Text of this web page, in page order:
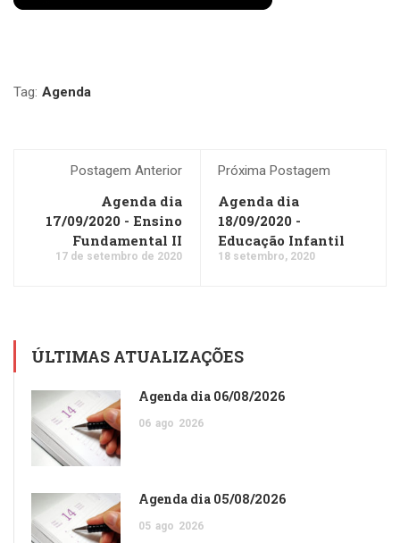
Tag: Agenda
Postagem Anterior
Agenda dia
17/09/2020 - Ensino
Fundamental II
17 de setembro de 2020
Próxima Postagem
Agenda dia
18/09/2020 -
Educação Infantil
18 setembro, 2020
ÚLTIMAS ATUALIZAÇÕES
Agenda dia 06/08/2026
06 ago 2026
Agenda dia 05/08/2026
05 ago 2026